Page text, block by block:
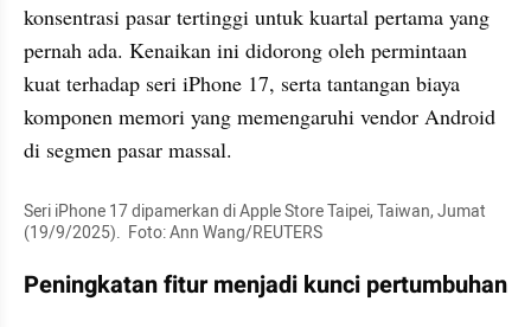
konsentrasi pasar tertinggi untuk kuartal pertama yang
pernah ada. Kenaikan ini didorong oleh permintaan
kuat terhadap seri iPhone 17, serta tantangan biaya
komponen memori yang memengaruhi vendor Android
di segmen pasar massal.
Seri iPhone 17 dipamerkan di Apple Store Taipei, Taiwan, Jumat
(19/9/2025).  Foto: Ann Wang/REUTERS